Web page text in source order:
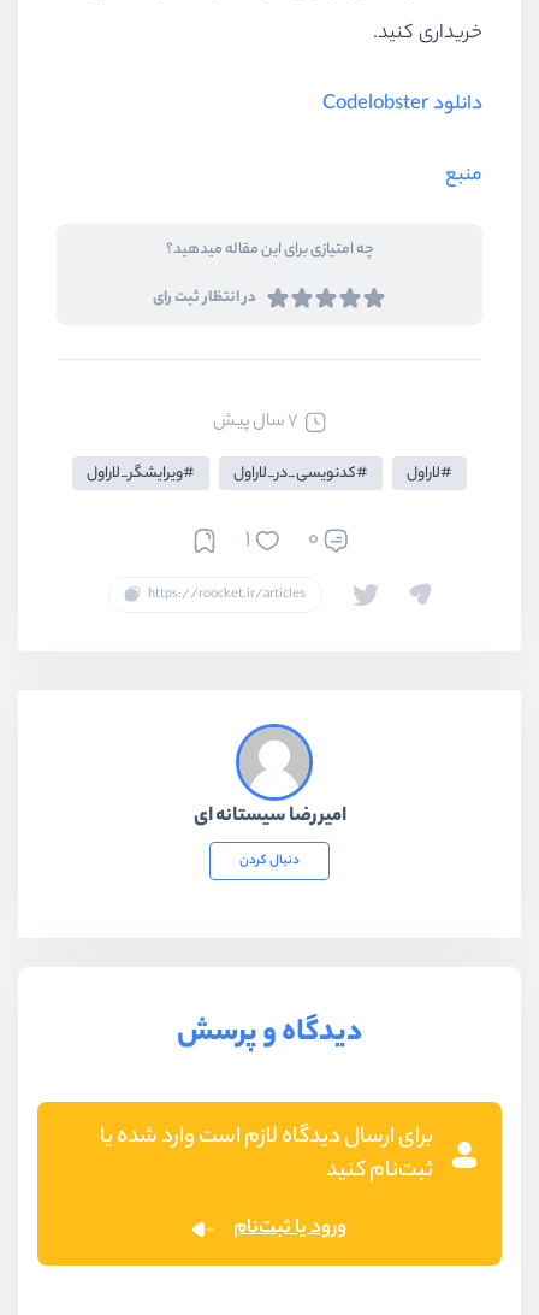
خریداری کنید.
دانلود Codelobster
منبع
چه امتیازی برای این مقاله میدهید؟
در انتظار ثبت رای
7 سال پیش
لاراول کدنویسی_در_لاراول ویرایشگر_لاراول
0
1
امیررضا سیستانه ای
دنبال کردن
دیدگاه و پرسش
برای ارسال دیدگاه لازم است وارد شده یا
ثبت‌نام کنید
ورود یا ثبت‌نام